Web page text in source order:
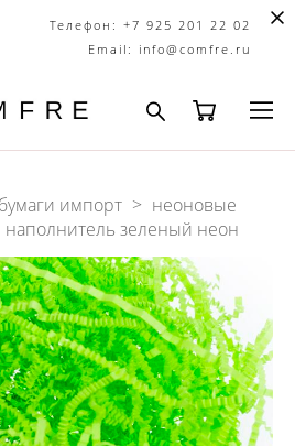
Телефон: +7 925 201 22 02
Email: info@comfre.ru
импорт > неоновые
зеленый неон